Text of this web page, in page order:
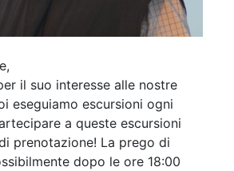
il suo interesse alle nostre
eseguiamo escursioni ogni
a queste escursioni
prenotazione! La prego di
dopo le ore 18:00